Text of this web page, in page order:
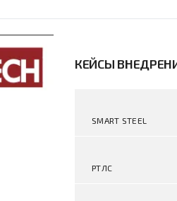
КЕЙСЫ
SMART STEEL
РТЛС